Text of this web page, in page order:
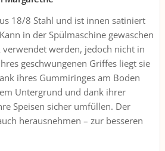
18/8 Stahl und ist innen satiniert
in der Spülmaschine gewaschen
werden, jedoch nicht in
geschwungenen Griffes liegt sie
ihres Gummiringes am Boden
Untergrund und dank ihrer
Speisen sicher umfüllen. Der
herausnehmen – zur besseren